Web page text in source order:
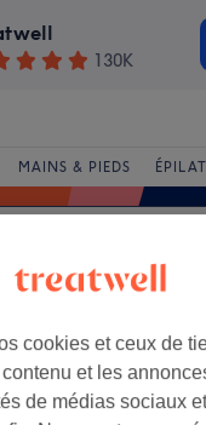
130K
MAINS & PIEDS
cookies et ceux de
et les
de médias sociaux